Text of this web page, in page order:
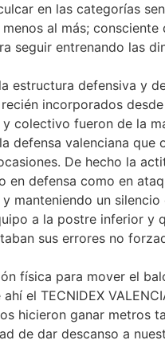
en las categorías
al más; consciente
seguir entrenando las
estructura defensiva y
incorporados
colectivo fueron de la
defensa valenciana que
De hecho la
en defensa como en
manteniendo un
a la postre inferior y
sus errores no
física para mover el
el TECNIDEX
hicieron ganar metros
de dar descanso a